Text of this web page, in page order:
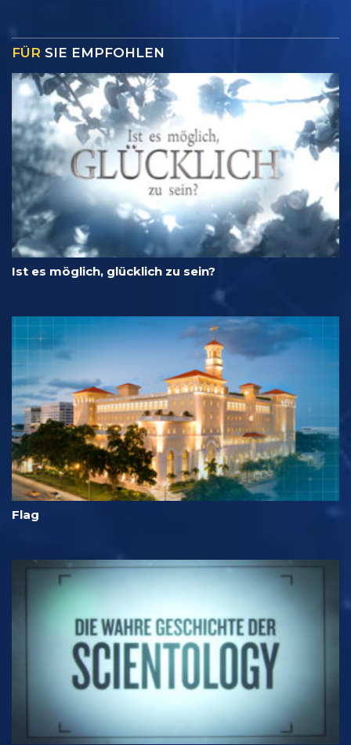
FÜR SIE EMPFOHLEN
Ist es möglich, glücklich zu sein?
Flag